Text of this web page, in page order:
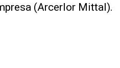
(Arcerlor Mittal).